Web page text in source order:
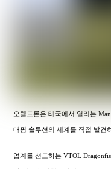
오텔드론은 태국에서 열리는
매핑 솔루션의 세계를 직접 발견
업계를 선도하는 VTOL